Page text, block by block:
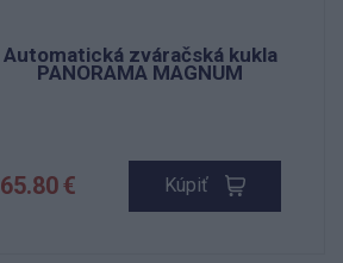
Automatická zváračská kukla
PANORAMA MAGNUM
65.80 € Kúpiť